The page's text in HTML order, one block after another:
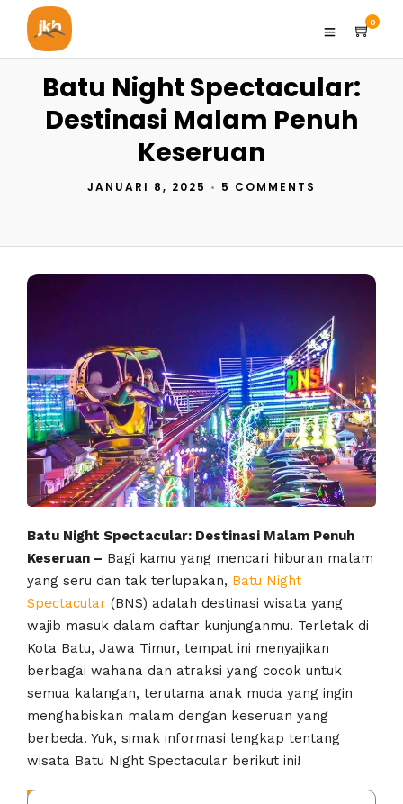
0
Batu Night Spectacular:
Destinasi Malam Penuh
Keseruan
JANUARI 8, 2025 • 5 COMMENTS
Batu Night Spectacular: Destinasi Malam Penuh
Keseruan – Bagi kamu yang mencari hiburan malam
yang seru dan tak terlupakan, Batu Night
Spectacular (BNS) adalah destinasi wisata yang
wajib masuk dalam daftar kunjunganmu. Terletak di
Kota Batu, Jawa Timur, tempat ini menyajikan
berbagai wahana dan atraksi yang cocok untuk
semua kalangan, terutama anak muda yang ingin
menghabiskan malam dengan keseruan yang
berbeda. Yuk, simak informasi lengkap tentang
wisata Batu Night Spectacular berikut ini!